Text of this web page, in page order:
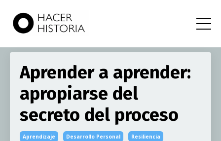
Aprender a aprender:
apropiarse del
secreto del proceso
Aprendizaje Desarrollo Personal Resiliencia